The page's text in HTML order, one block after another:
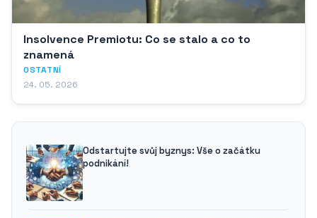
Insolvence Premiotu: Co se stalo a co to
znamená
OSTATNÍ
24. 05. 2026
Odstartujte svůj byznys: Vše o začátku
podnikání!